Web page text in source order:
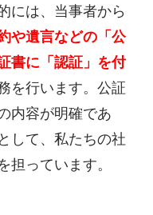
には、当事者から
や遺言などの「公
書に「認証」を付
を行います。公証
内容が明確であ
して、私たちの社
担っています。